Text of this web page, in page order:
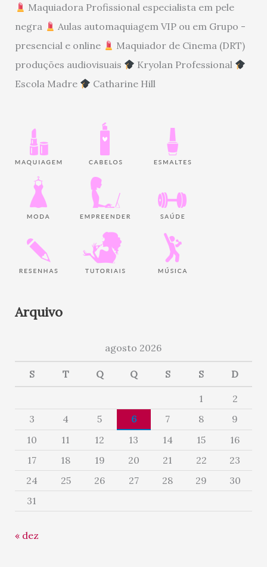
Maquiadora Profissional especialista em pele
negra
Aulas automaquiagem VIP ou em Grupo -
presencial e online
Maquiador de Cinema (DRT)
produções audiovisuais
Kryolan Professional
Escola Madre
Catharine Hill
Arquivo
agosto 2026
S T Q Q S S D
1
2
3
4 5 6 7 8
9
10
11 12 13 14 15
16
17
18 19 20 21 22
23
24
25 26 27 28 29
30
31
« dez